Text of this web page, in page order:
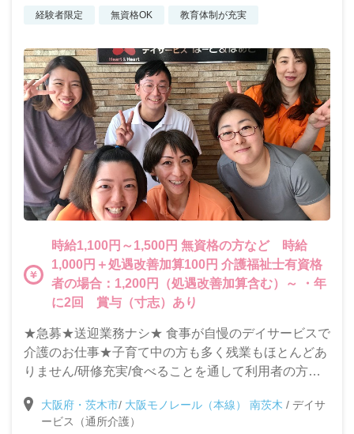
経験者限定 無資格OK 教育体制が充実
時給1,100円～1,500円 無資格の方など 時給
1,000円＋処遇改善加算100円 介護福祉士有資格
者の場合：1,200円（処遇改善加算含む）～ ・年
に2回 賞与（寸志）あり
★急募★送迎業務ナシ★ 食事が自慢のデイサービスで
介護のお仕事★子育て中の方も多く残業もほとんどあ
りません/研修充実/食べることを通して利用者の方の
したい方や、働く女性が働き易い会社です◎
大阪府・茨木市/ 大阪モノレール（本線） 南茨木 / デイサ
ービス（通所介護）